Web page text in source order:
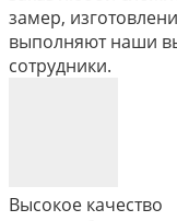
замер,
выполняют наши
сотрудники.
Высокое качество